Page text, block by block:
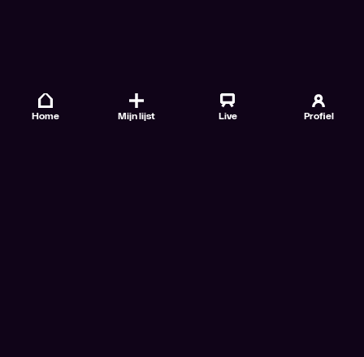
Home Mijn lijst Live Profiel